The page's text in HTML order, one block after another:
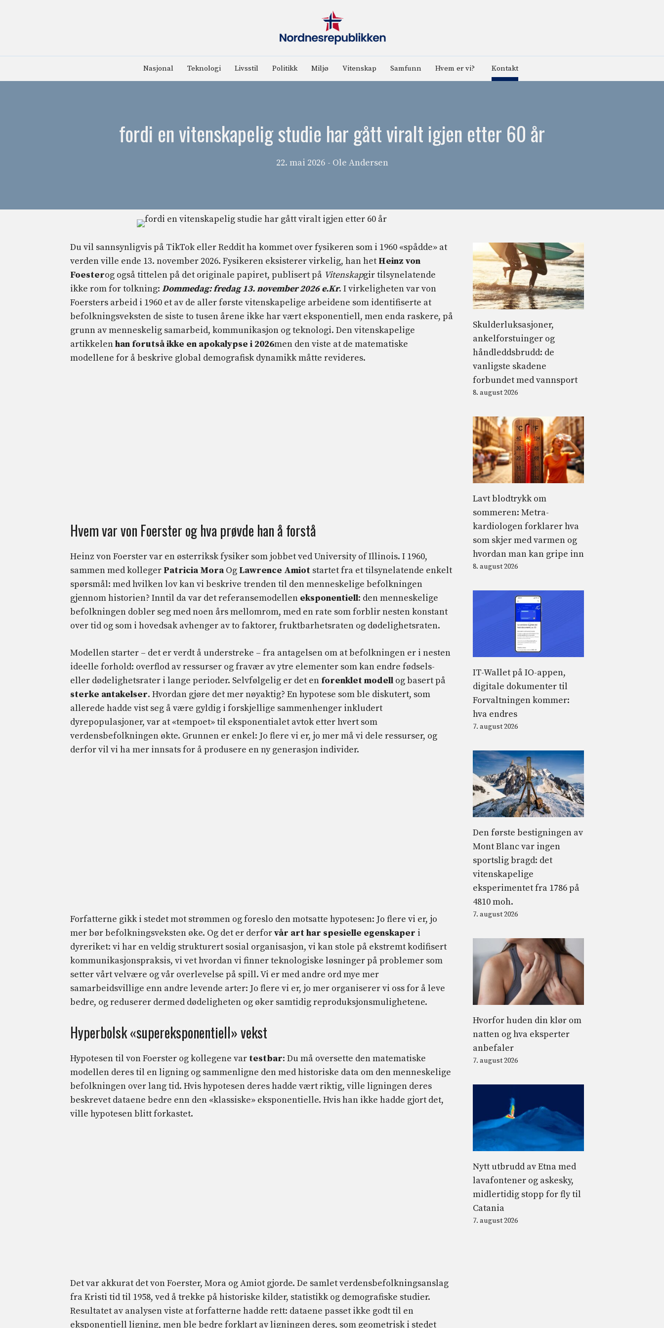
Nasjonal Teknologi Livsstil Politikk Miljø Vitenskap Samfunn Hvem er vi? Kontakt
fordi en vitenskapelig studie har gått viralt igjen etter 60 år
22. mai 2026 - Ole Andersen
Du vil sannsynligvis på TikTok eller Reddit ha kommet over fysikeren som i 1960 «spådde» at
verden ville ende 13. november 2026. Fysikeren eksisterer virkelig, han het Heinz von
Foesterog også tittelen på det originale papiret, publisert på Vitenskapgir tilsynelatende
ikke rom for tolkning: Dommedag: fredag ​​13. november 2026 e.Kr. I virkeligheten var von
Foersters arbeid i 1960 et av de aller første vitenskapelige arbeidene som identifiserte at
befolkningsveksten de siste to tusen årene ikke har vært eksponentiell, men enda raskere, på
grunn av menneskelig samarbeid, kommunikasjon og teknologi. Den vitenskapelige
artikkelenhan forutså ikke en apokalypse i 2026men den viste at de matematiske
modellene for å beskrive global demografisk dynamikk måtte revideres.
Hvem var von Foerster og hva prøvde han å forstå
Heinz von Foerster var en østerriksk fysiker som jobbet ved University of Illinois. I 1960,
sammen med kolleger Patricia Mora Og Lawrence Amiot startet fra et tilsynelatende enkelt
spørsmål: med hvilken lov kan vi beskrive trenden til den menneskelige befolkningen
gjennom historien? Inntil da var det referansemodellen eksponentiell: den menneskelige
befolkningen dobler seg med noen års mellomrom, med en rate som forblir nesten konstant
over tid og som i hovedsak avhenger av to faktorer, fruktbarhetsraten og dødelighetsraten.
Modellen starter – det er verdt å understreke – fra antagelsen om at befolkningen er i nesten
ideelle forhold: overflod av ressurser og fravær av ytre elementer som kan endre fødsels-
eller dødelighetsrater i lange perioder. Selvfølgelig er det en forenklet modell og basert på
sterke antakelser. Hvordan gjøre det mer nøyaktig? En hypotese som ble diskutert, som
allerede hadde vist seg å være gyldig i forskjellige sammenhenger inkludert
dyrepopulasjoner, var at «tempoet» til eksponentialet avtok etter hvert som
verdensbefolkningen økte. Grunnen er enkel: Jo flere vi er, jo mer må vi dele ressurser, og
derfor vil vi ha mer innsats for å produsere en ny generasjon individer.
Forfatterne gikk i stedet mot strømmen og foreslo den motsatte hypotesen: Jo flere vi er, jo
mer bør befolkningsveksten øke. Og det er derforvår art har spesielle egenskaper i
dyreriket: vi har en veldig strukturert sosial organisasjon, vi kan stole på ekstremt kodifisert
kommunikasjonspraksis, vi vet hvordan vi finner teknologiske løsninger på problemer som
setter vårt velvære og vår overlevelse på spill. Vi er med andre ord mye mer
samarbeidsvillige enn andre levende arter: Jo flere vi er, jo mer organiserer vi oss for å leve
bedre, og reduserer dermed dødeligheten og øker samtidig reproduksjonsmulighetene.
Hyperbolsk «supereksponentiell» vekst
Hypotesen til von Foerster og kollegene var testbar: Du må oversette den matematiske
modellen deres til en ligning og sammenligne den med historiske data om den menneskelige
befolkningen over lang tid. Hvis hypotesen deres hadde vært riktig, ville ligningen deres
beskrevet dataene bedre enn den «klassiske» eksponentielle. Hvis han ikke hadde gjort det,
ville hypotesen blitt forkastet.
Det var akkurat det von Foerster, Mora og Amiot gjorde. De samlet verdensbefolkningsanslag
fra Kristi tid til 1958, ved å trekke på historiske kilder, statistikk og demografiske studier.
Resultatet av analysen viste at forfatterne hadde rett: dataene passet ikke godt til en
eksponentiell ligning, men ble bedre forklart av ligningen deres, som geometrisk i stedet
Skulderluksasjoner,
ankelforstuinger og
håndleddsbrudd: de
vanligste skadene
forbundet med vannsport
8. august 2026
Lavt blodtrykk om
sommeren: Metra-
kardiologen forklarer hva
som skjer med varmen og
hvordan man kan gripe inn
8. august 2026
IT-Wallet på IO-appen,
digitale dokumenter til
Forvaltningen kommer:
hva endres
7. august 2026
Den første bestigningen av
Mont Blanc var ingen
sportslig bragd: det
vitenskapelige
eksperimentet fra 1786 på
4810 moh.
7. august 2026
Hvorfor huden din klør om
natten og hva eksperter
anbefaler
7. august 2026
Nytt utbrudd av Etna med
lavafontener og askesky,
midlertidig stopp for fly til
Catania
7. august 2026